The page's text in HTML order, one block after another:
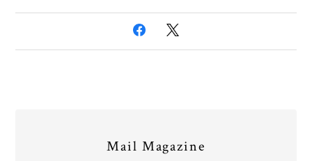
Mail Magazine